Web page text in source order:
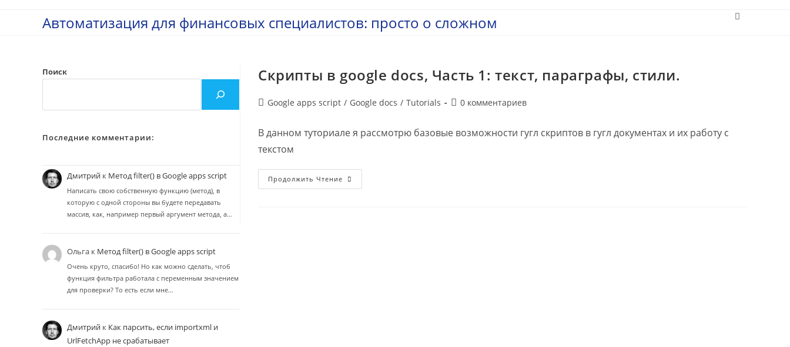
Автоматизация для финансовых специалистов: просто о сложном
Переключить
Скрипты в google docs, Часть 1: текст, параграфы, стили.
Рубрика
Google apps script / Google docs / Tutorials
Комментарии
0 комментариев
В данном туториале я рассмотрю базовые возможности гугл скриптов в гугл документах и их работу с
текстом
Продолжить Чтение Скрипты
В
Поиск
Последние комментарии:
Дмитрий к Метод filter() в Google apps script
Написать свою собственную функцию (метод), в
которую с одной стороны вы будете передавать
массив, как, например первый аргумент метода, а…
Ольга к Метод filter() в Google apps script
Очень круто, спасибо! Но как можно сделать, чтоб
функция фильтра работала с переменным значением
для проверки? То есть если мне…
Дмитрий к Как парсить, если importxml и
UrlFetchApp не срабатывает